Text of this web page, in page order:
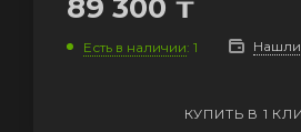
89 300 ₸
Есть в наличии: 1
КУПИТЬ В 1